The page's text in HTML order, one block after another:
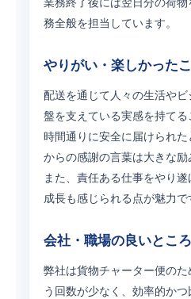
務全般を担当しています。
やりがい・楽しかった
配送を通じて人々の生活や
盤を支えている実感を持てる
時間通りに安全に届けられ
からの感謝の言葉は大きな励
また、責任ある仕事をやり
成長も感じられる点が魅力で
会社・職場の良いところ
弊社は貨物チャーター便の
う回数が少なく、効率的かつ